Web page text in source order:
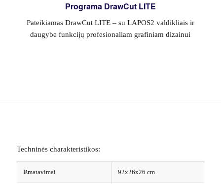
Programa DrawCut LITE
Pateikiamas DrawCut LITE – su LAPOS2 valdikliais ir
daugybe funkcijų profesionaliam grafiniam dizainui
Techninės charakteristikos:
Išmatavimai 92x26x26 cm